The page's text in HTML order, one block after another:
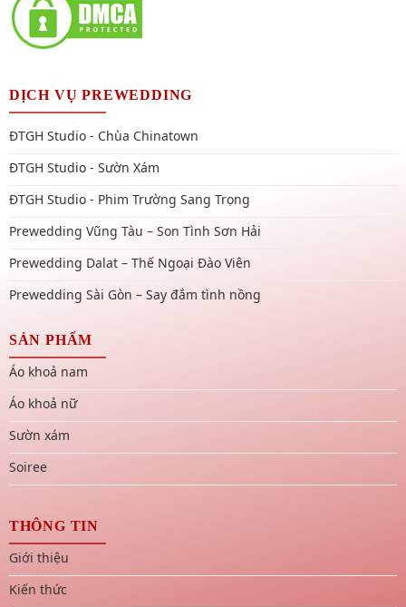
DỊCH VỤ PREWEDDING
ĐTGH Studio - Chùa Chinatown
ĐTGH Studio - Sườn Xám
ĐTGH Studio - Phim Trường Sang Trọng
Prewedding Vũng Tàu – Son Tình Sơn Hải
Prewedding Dalat – Thế Ngoại Đào Viên
Prewedding Sài Gòn – Say đắm tình nồng
SẢN PHẨM
Áo khoả nam
Áo khoả nữ
Sườn xám
Soiree
THÔNG TIN
Giới thiệu
Kiến thức